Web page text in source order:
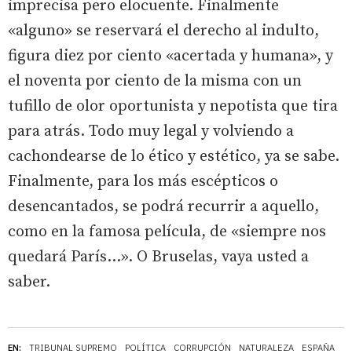
EN: TRIBUNAL SUPREMO POLÍTICA CORRUPCIÓN NATURALEZA ESPAÑA
imprecisa pero elocuente. Finalmente
«alguno» se reservará el derecho al indulto,
figura diez por ciento «acertada y humana», y
el noventa por ciento de la misma con un
tufillo de olor oportunista y nepotista que tira
para atrás. Todo muy legal y volviendo a
cachondearse de lo ético y estético, ya se sabe.
Finalmente, para los más escépticos o
desencantados, se podrá recurrir a aquello,
como en la famosa película, de «siempre nos
quedará París…». O Bruselas, vaya usted a
saber.